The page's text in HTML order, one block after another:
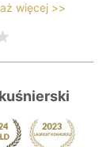
więcej >>